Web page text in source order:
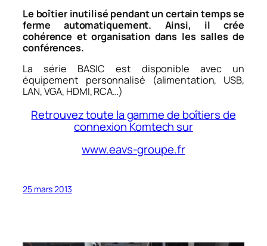
Le boîtier inutilisé pendant un certain temps se
ferme automatiquement. Ainsi, il crée
cohérence et organisation dans les salles de
conférences.
La série BASIC est disponible avec un
équipement personnalisé (alimentation, USB,
LAN, VGA, HDMI, RCA…)
Retrouvez toute la gamme de boîtiers de
connexion Komtech sur
www.eavs-groupe.fr
25 mars 2013